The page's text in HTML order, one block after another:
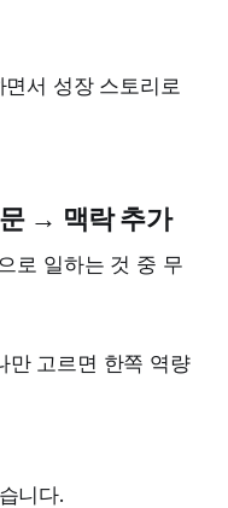
서 성장 스토리로
→ 맥락 추가
로 일하는 것 중 무
만 고르면 한쪽 역량
니다.